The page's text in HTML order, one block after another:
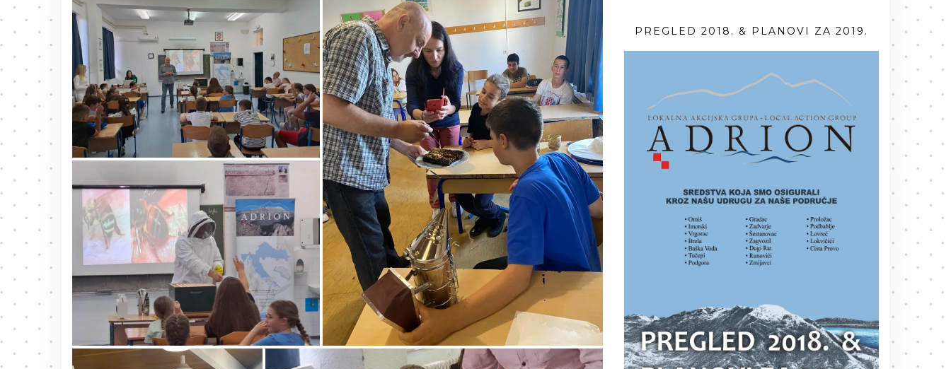
PREGLED 2018. & PLANOVI ZA 2019.